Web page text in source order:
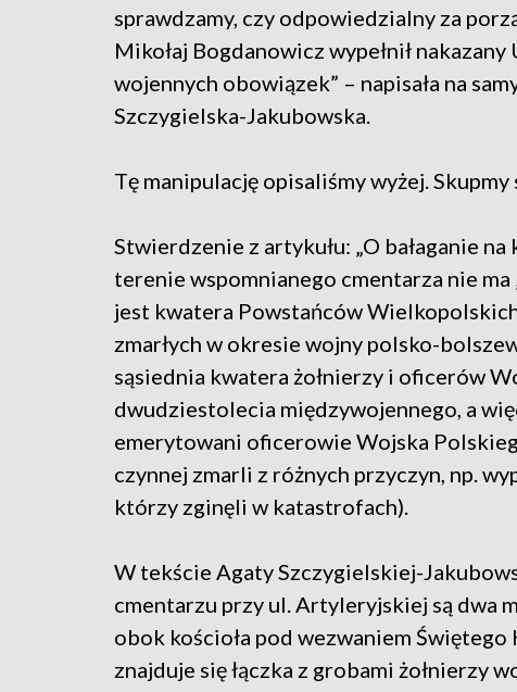
sprawdzamy, czy odpowiedzialny za
Mikołaj Bogdanowicz wypełnił
wojennych obowiązek” – napisała na
Szczygielska-Jakubowska.
Tę manipulację opisaliśmy wyżej.
Stwierdzenie z artykułu: „O bałaganie
terenie wspomnianego cmentarza nie
jest kwatera Powstańców
zmarłych w okresie wojny polsko-
sąsiednia kwatera żołnierzy i oficerów
dwudziestolecia międzywojennego, a
emerytowani oficerowie Wojska
czynnej zmarli z różnych przyczyn, np.
którzy zginęli w katastrofach).
W tekście Agaty Szczygielskiej-
cmentarzu przy ul. Artyleryjskiej są dwa
obok kościoła pod wezwaniem
znajduje się łączka z grobami